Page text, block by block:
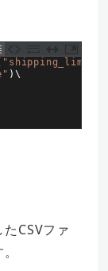
) \
CSVファ